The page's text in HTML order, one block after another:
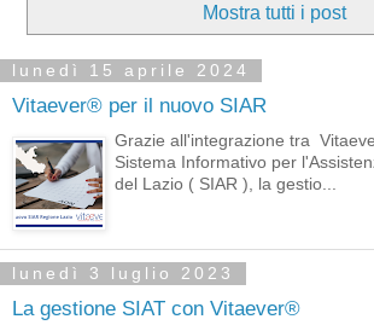
Mostra tutti i post
lunedì 15 aprile 2024
Vitaever® per il nuovo SIAR
Grazie all'integrazione tra
Sistema Informativo per
del Lazio ( SIAR ), la gestio...
lunedì 3 luglio 2023
La gestione SIAT con Vitaever®